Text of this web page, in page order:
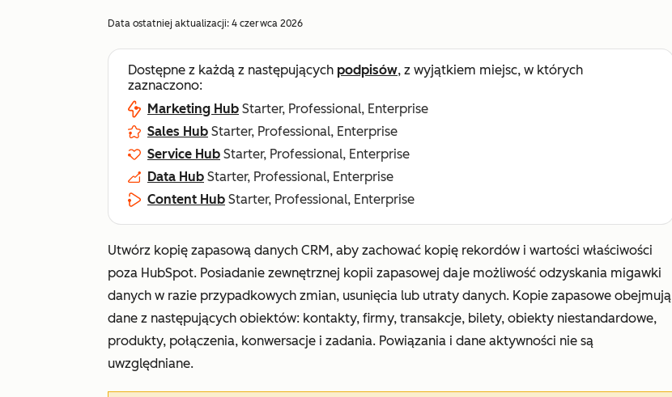
Data ostatniej aktualizacji: 4 czerwca 2026
Dostępne z każdą z następujących podpisów, z wyjątkiem miejsc, w których
zaznaczono:
Marketing Hub Starter, Professional, Enterprise
Sales Hub Starter, Professional, Enterprise
Service Hub Starter, Professional, Enterprise
Data Hub Starter, Professional, Enterprise
Content Hub Starter, Professional, Enterprise
Utwórz kopię zapasową danych CRM, aby zachować kopię rekordów i wartości właściwości
poza HubSpot. Posiadanie zewnętrznej kopii zapasowej daje możliwość odzyskania migawki
danych w razie przypadkowych zmian, usunięcia lub utraty danych. Kopie zapasowe obejmują
dane z następujących obiektów: kontakty, firmy, transakcje, bilety, obiekty niestandardowe,
produkty, połączenia, konwersacje i zadania. Powiązania i dane aktywności nie są
uwzględniane.